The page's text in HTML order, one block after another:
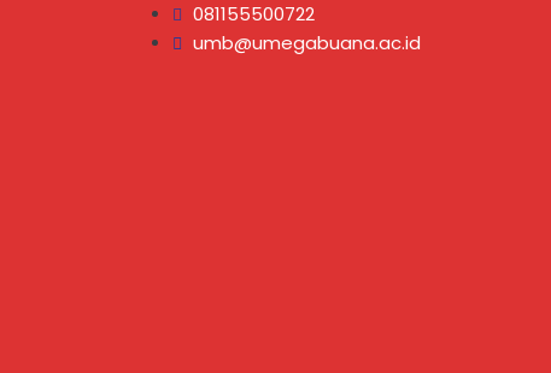
081155500722
umb@umegabuana.ac.id